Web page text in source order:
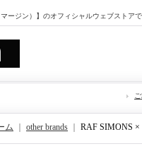
ージン）】のオフィシャルウェブストア
ム other brands RAF SIMONS